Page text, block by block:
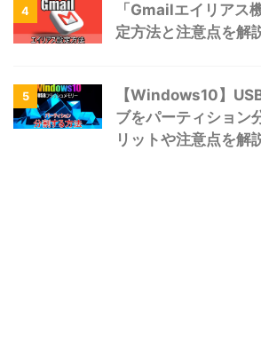
4
「Gmailエイリアス
定方法と注意点を解
5
【Windows10】
ブをパーティション
リットや注意点を解